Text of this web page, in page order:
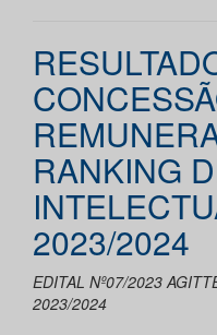
RANKING
2023/2024
EDITAL Nº07/2023
2023/2024